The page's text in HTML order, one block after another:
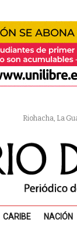
Riohacha, La
CARIBE NACIÓN